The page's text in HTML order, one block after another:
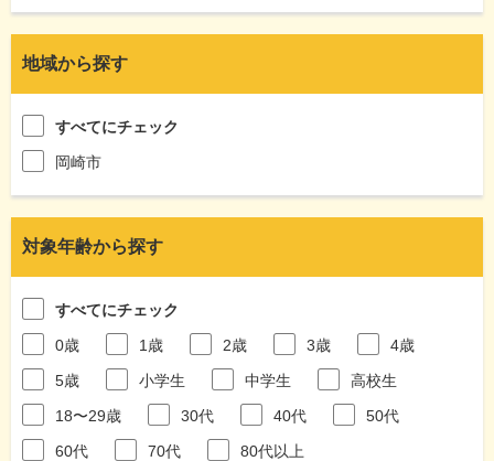
地域から探す
すべてにチェック
岡崎市
対象年齢から探す
すべてにチェック
0歳
1歳 2歳 3歳
4歳
5歳
小学生 中学生
高校生
18〜29歳
30代 40代
50代
60代
70代 80代以上